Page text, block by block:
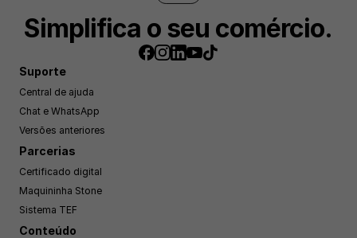
Simplifica o seu comércio.
Suporte
Central de ajuda
Chat e WhatsApp
Versões anteriores
Parcerias
Certificado digital
Maquininha Stone
Sistema TEF
Conteúdo